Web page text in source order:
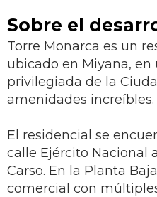
Sobre el
Torre Monarca es un
ubicado en Miyana, en
privilegiada de la
amenidades increíbles.
El residencial se
calle Ejército Nacional
Carso. En la Planta
comercial con